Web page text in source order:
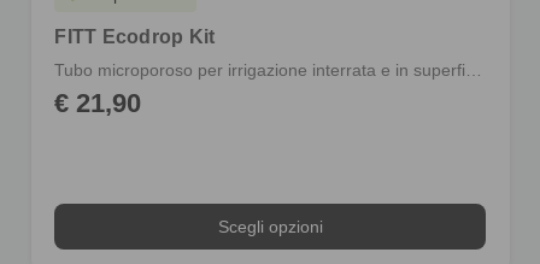
FITT Ecodrop Kit
€ 21,90
Scegli opzioni